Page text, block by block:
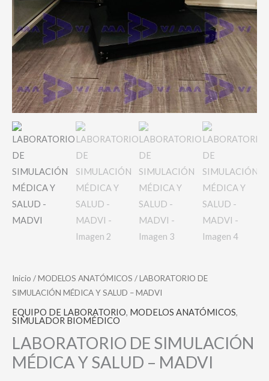
Inicio /MODELOS ANATÓMICOS / LABORATORIO DE
SIMULACIÓN MÉDICA Y SALUD – MADVI
EQUIPO DE LABORATORIO, MODELOS ANATÓMICOS,
SIMULADOR BIOMÉDICO
LABORATORIO DE SIMULACIÓN
MÉDICA Y SALUD – MADVI